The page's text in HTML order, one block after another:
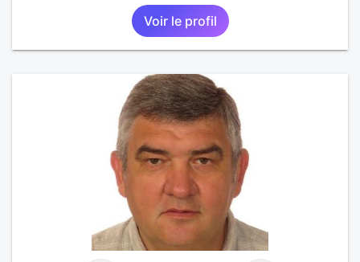
Voir le profil